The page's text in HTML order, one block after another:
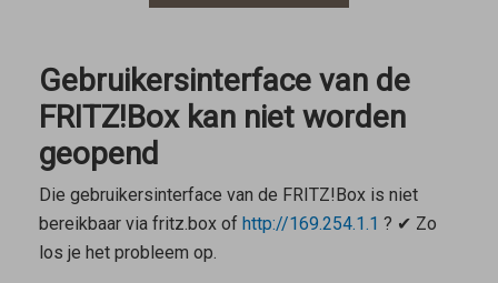
Gebruikersinterface van de
FRITZ!Box kan niet worden
geopend
Die gebruikersinterface van de FRITZ!Box is niet
bereikbaar via fritz.boxof http://169.254.1.1 ? ✔ Zo
los je het probleem op.